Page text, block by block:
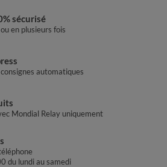
sécurisé
en plusieurs fois
automatiques
Mondial Relay uniquement
du lundi au samedi